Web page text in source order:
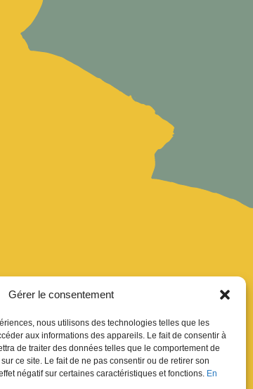
Gérer le consentement
nous utilisons des technologies telles que les
aux informations des appareils. Le fait de consentir à
de traiter des données telles que le comportement de
ce site. Le fait de ne pas consentir ou de retirer son
négatif sur certaines caractéristiques et fonctions. En